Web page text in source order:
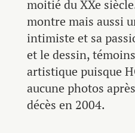
moitié du XXe
montre mais aussi
intimiste et sa
et le dessin,
artistique puisque
aucune photos
décès en 2004.